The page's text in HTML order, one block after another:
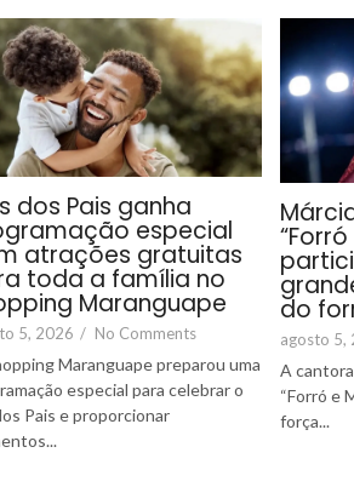
dos Pais ganha
especial
atrações gratuitas
toda a família no
Maranguape
5, 2026 / No Comments
Maranguape preparou uma
especial para celebrar o
Pais e proporcionar
do
agosto 5,
A
“Forró e
força...